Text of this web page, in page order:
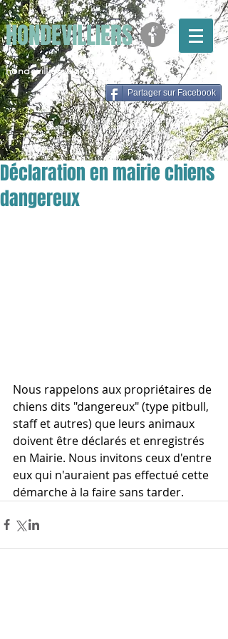
HONDEVILLIERS
hondevilliers@gmail.com
Partager sur Facebook
Déclaration en mairie chiens
dangereux
Nous rappelons aux propriétaires de
chiens dits "dangereux" (type pitbull,
staff et autres) que leurs animaux
doivent être déclarés et enregistrés
en Mairie. Nous invitons ceux d'entre
eux qui n'auraient pas effectué cette
démarche à la faire sans tarder.